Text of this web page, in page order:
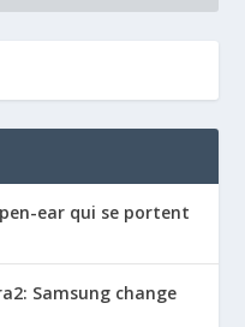
ear qui se portent
Samsung change